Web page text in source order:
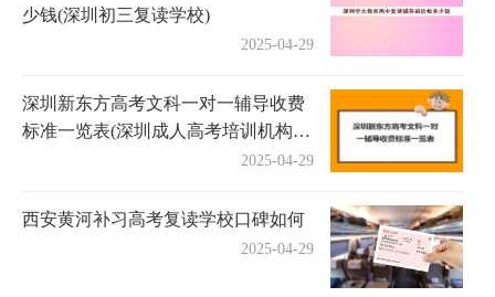
少钱(深圳初三复读学校)
2025-04-29
深圳新东方高考文科一对一辅导收费
标准一览表(深圳成人高考培训机构有
2025-04-29
西安黄河补习高考复读学校口碑如何
2025-04-29